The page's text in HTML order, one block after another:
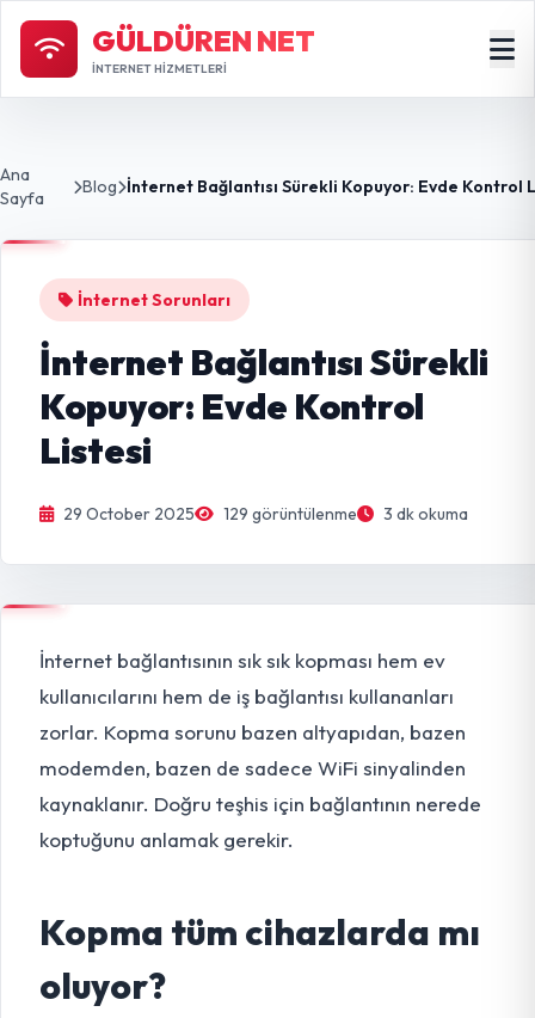
GÜLDÜREN NET
İNTERNET HİZMETLERİ
Ana
Sayfa
Blog
İnternet Sorunları
İnternet Bağlantısı Sürekli
Kopuyor: Evde Kontrol
Listesi
29 October 2025 129 görüntülenme 3 dk okuma
İnternet bağlantısının sık sık kopması hem ev
kullanıcılarını hem de iş bağlantısı kullananları
zorlar. Kopma sorunu bazen altyapıdan, bazen
modemden, bazen de sadece WiFi sinyalinden
kaynaklanır. Doğru teşhis için bağlantının nerede
koptuğunu anlamak gerekir.
Kopma tüm cihazlarda mı
oluyor?